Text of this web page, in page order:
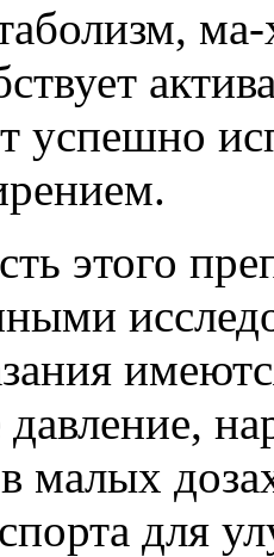
успешно
этого
малых
для